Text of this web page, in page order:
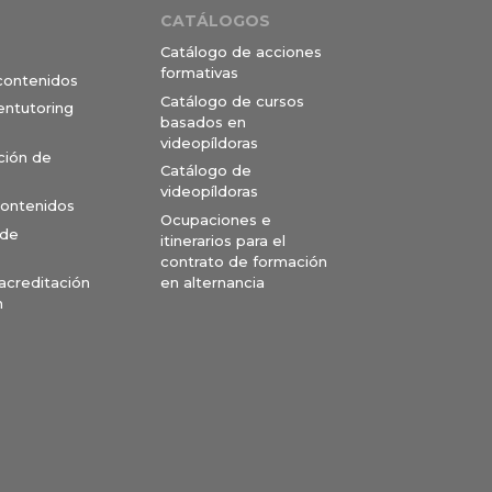
de
CATÁLOGOS
Catálogo de acciones
formativas
Catálogo de cursos
basados en
videopíldoras
Catálogo de
videopíldoras
Ocupaciones e
itinerarios para el
contrato de formación
en alternancia